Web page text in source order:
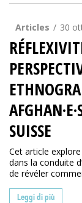
Articles 30
SUISSE
Cet article
dans la conduite
de révéler
Leggi di più